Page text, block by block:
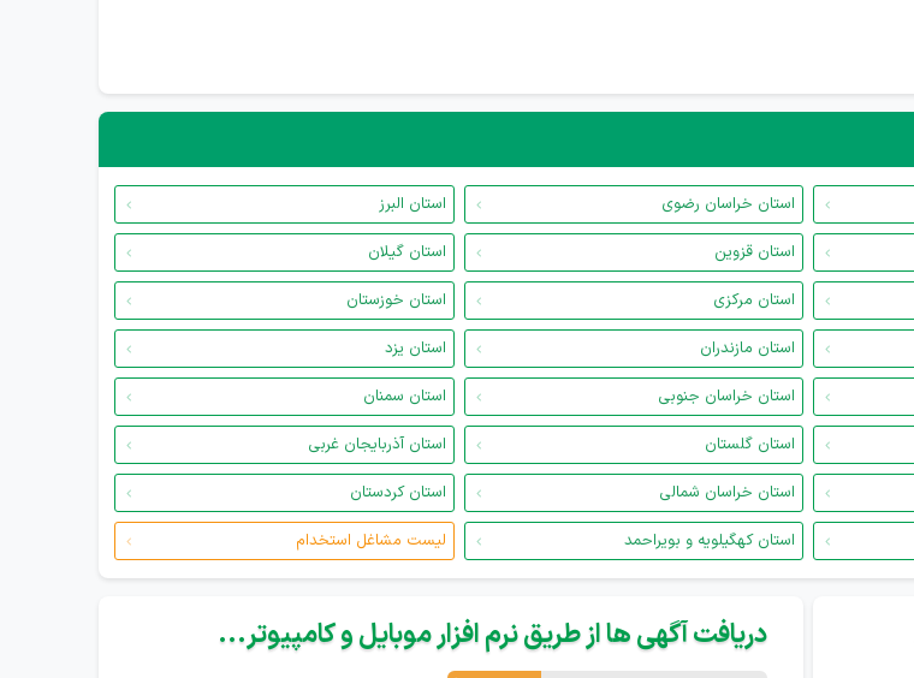
استان خراسان رضوی
استان البرز
استان قزوین
استان گیلان
استان مرکزی
استان خوزستان
استان مازندران
استان یزد
استان خراسان جنوبی
استان سمنان
استان گلستان
استان آذربایجان غربی
استان خراسان شمالی
استان کردستان
استان کهگیلویه و بویراحمد لیست مشاغل استخدام
دریافت آگهی ها از طریق نرم افزار موبایل و کامپیوتر...